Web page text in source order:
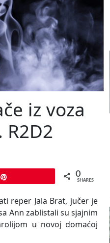
iz voza
0
SHARES
reper Jala Brat, jučer je
Ann zablistali su sjajnim
u novoj domaćoj